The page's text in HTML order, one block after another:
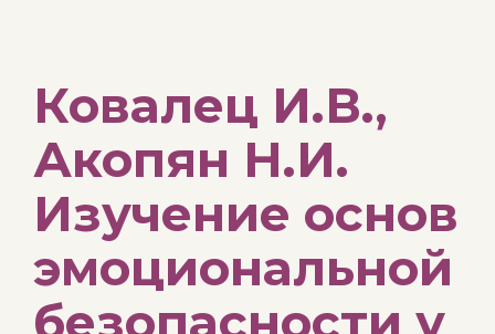
Ковалец И.В.,
Акопян Н.И.
Изучение основ
эмоциональной
безопасности у